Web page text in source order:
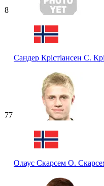
8
Сандер Крістіансен С.
77
Олаус Скарсем О.